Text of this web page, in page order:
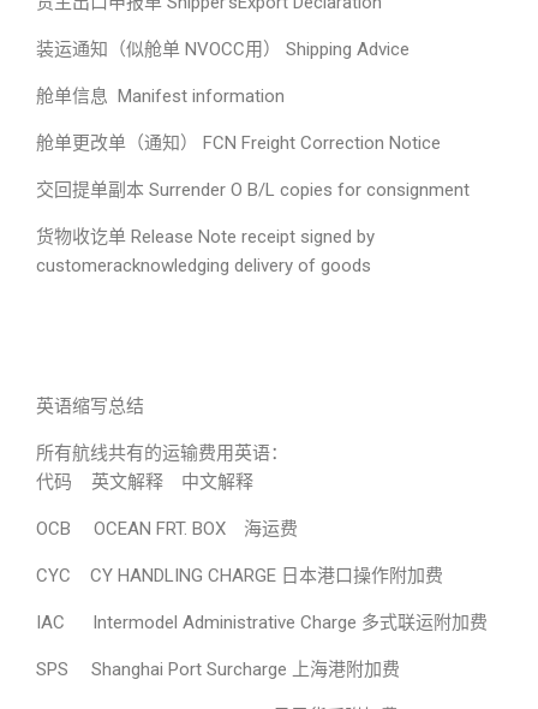
装运通知（似舱单 NVOCC用） Shipping Advice
舱单信息 Manifest information
舱单更改单（通知） FCN Freight Correction Notice
交回提单副本 Surrender O B/L copies for consignment
货物收讫单 Release Note receipt signed by
customeracknowledging delivery of goods
英语缩写总结
所有航线共有的运输费用英语：
代码 英文解释 中文解释
OCB OCEAN FRT. BOX 海运费
CYC CY HANDLING CHARGE 日本港口操作附加费
IAC Intermodel Administrative Charge 多式联运附加费
SPS Shanghai Port Surcharge 上海港附加费